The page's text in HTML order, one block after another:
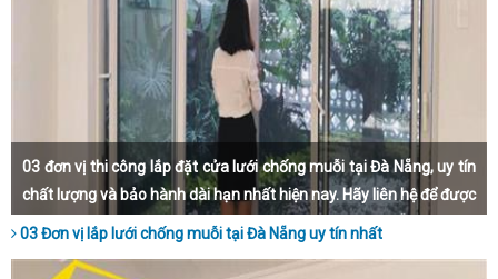
03 đơn vị thi công lắp đặt cửa lưới chống muỗi tại Đà Nẵng, uy tín
chất lượng và bảo hành dài hạn nhất hiện nay. Hãy liên hệ để được
lắp đặt nhanh nhất, đẹp nhất và giá thành rẻ nhất Đà Nẵng
03 Đơn vị lắp lưới chống muỗi tại Đà Nẵng uy tín nhất